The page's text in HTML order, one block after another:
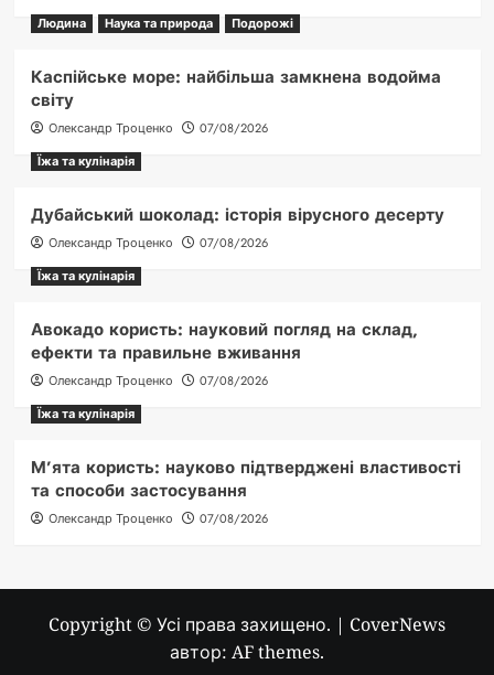
Людина
Наука та природа Подорожі
Каспійське море: найбільша замкнена водойма
світу
Олександр Троценко
07/08/2026
Їжа та кулінарія
Дубайський шоколад: історія вірусного десерту
Олександр Троценко
07/08/2026
Їжа та кулінарія
Авокадо користь: науковий погляд на склад,
ефекти та правильне вживання
Олександр Троценко
07/08/2026
Їжа та кулінарія
М’ята користь: науково підтверджені властивості
та способи застосування
Олександр Троценко 07/08/2026
Copyright © Усі права захищено. | CoverNews
автор: AF themes.